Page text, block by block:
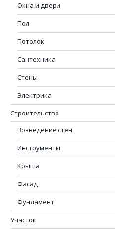
Окна и двери
Пол
Потолок
Сантехника
Стены
Электрика
Строительство
Возведение стен
Инструменты
Крыша
Фасад
Фундамент
Участок